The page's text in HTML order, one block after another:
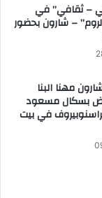
– ثقافي” في
– شارون بحضور
مهنا البنا
بسكال مسعود
في بيت